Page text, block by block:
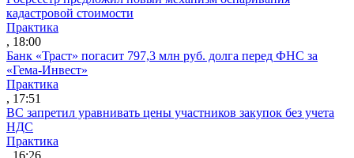
кадастровой стоимости
Практика
, 18:00
Банк «Траст» погасит 797,3 млн руб. долга перед ФНС за
«Гема-Инвест»
Практика
, 17:51
ВС запретил уравнивать цены участников закупок без учета
НДС
Практика
, 16:26